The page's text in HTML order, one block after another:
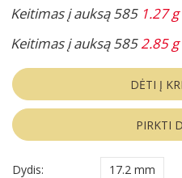
Keitimas į auksą 585 1.27 g
Keitimas į auksą 5852.85 g
DĖTI Į
PIRKTI
Dydis:
17.2 mm